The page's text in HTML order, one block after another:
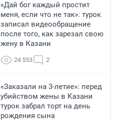
«Дай бог каждый простит
меня, если что не так»: турок
записал видеообращение
после того, как зарезал свою
жену в Казани
24 553 2
«Заказали на 3-летие»: перед
убийством жены в Казани
турок забрал торт на день
рождения сына